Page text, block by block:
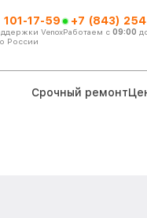
17-59
Venox
России
+7 (843)
Работаем с 09:00
Срочный ремонт